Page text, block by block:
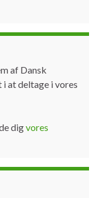
af Dansk
at deltage i vores
digvores